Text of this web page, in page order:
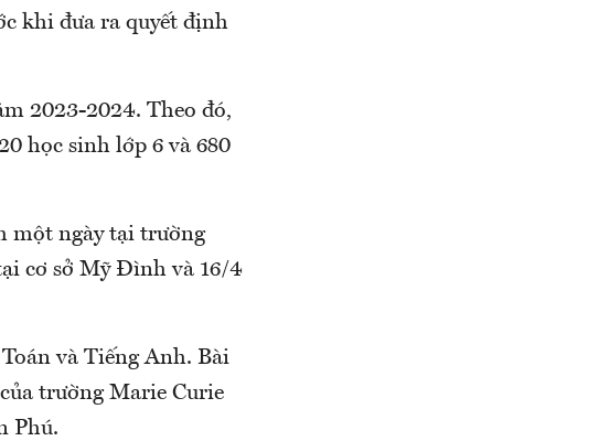
khi đưa ra quyết định
2023-2024. Theo đó,
học sinh lớp 6 và 680
một ngày tại trường
cơ sở Mỹ Đình và 16/4
và Tiếng Anh. Bài
trường Marie Curie
Phú.